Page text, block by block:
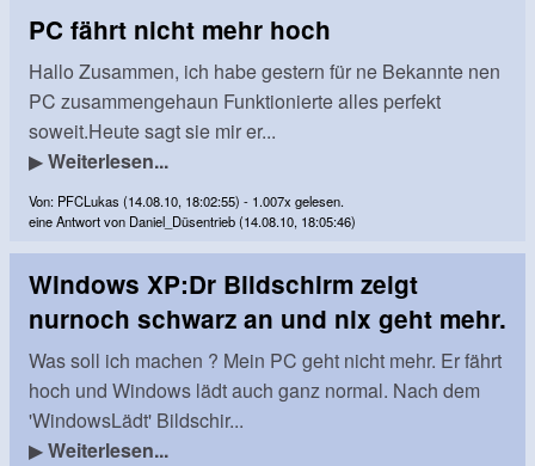
PC fährt nicht mehr hoch
Hallo Zusammen, ich habe gestern für ne Bekannte nen
PC zusammengehaun Funktionierte alles perfekt
soweit.Heute sagt sie mir er...
▶Weiterlesen...
Von: PFCLukas (14.08.10, 18:02:55) - 1.007x gelesen.
eine Antwort von Daniel_Düsentrieb (14.08.10, 18:05:46)
Windows XP:Dr Bildschirm zeigt
nurnoch schwarz an und nix geht mehr.
Was soll ich machen ? Mein PC geht nicht mehr. Er fährt
hoch und Windows lädt auch ganz normal. Nach dem
'WindowsLädt' Bildschir...
▶Weiterlesen...